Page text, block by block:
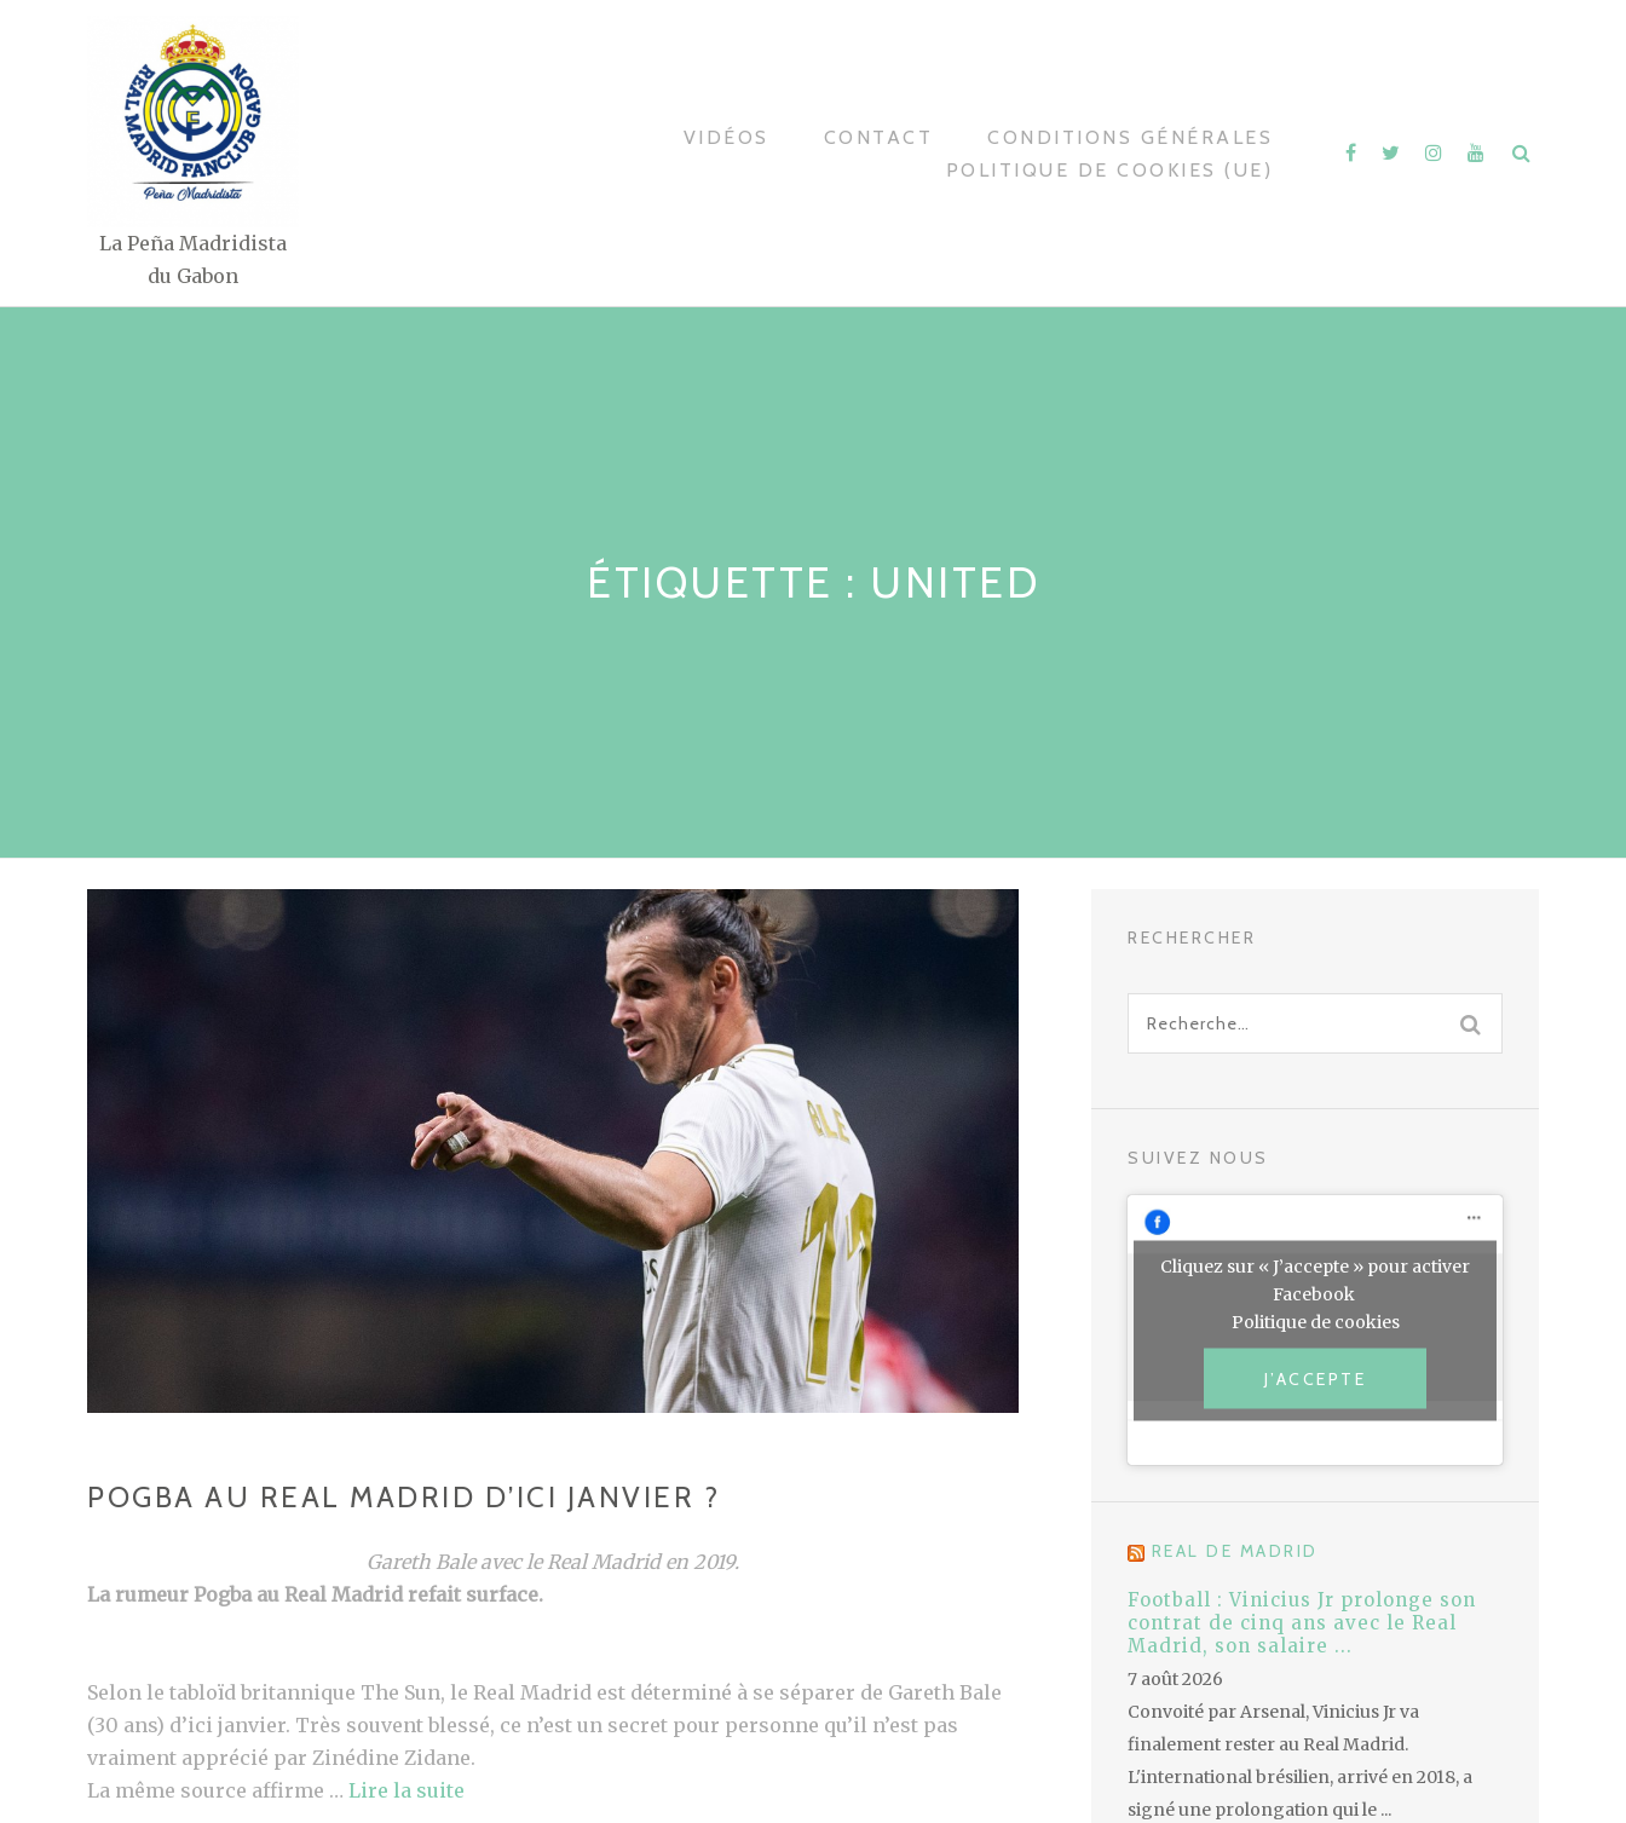
La Peña Madridista
du Gabon
VIDÉOS CONTACT
CONDITIONS GÉNÉRALES
POLITIQUE DE COOKIES (UE)
ÉTIQUETTE : UNITED
POGBA AU REAL MADRID D’ICI JANVIER ?
Gareth Bale avec le Real Madrid en 2019.
La rumeur Pogba au Real Madrid refait surface.
Selon le tabloïd britannique The Sun, le Real Madrid est déterminé à se séparer de Gareth Bale
(30 ans) d’ici janvier. Très souvent blessé, ce n’est un secret pour personne qu’il n’est pas
vraiment apprécié par Zinédine Zidane.
La même source affirme … Lire la suite
RECHERCHER
SUIVEZ NOUS
Cliquez sur « J’accepte » pour activer
Facebook
Politique de cookies
J’ACCEPTE
REAL DE MADRID
Football : Vinicius Jr prolonge son
contrat de cinq ans avec le Real
Madrid, son salaire ...
7 août 2026
Convoité par Arsenal, Vinicius Jr va
finalement rester au Real Madrid.
L'international brésilien, arrivé en 2018, a
signé une prolongation qui le ...